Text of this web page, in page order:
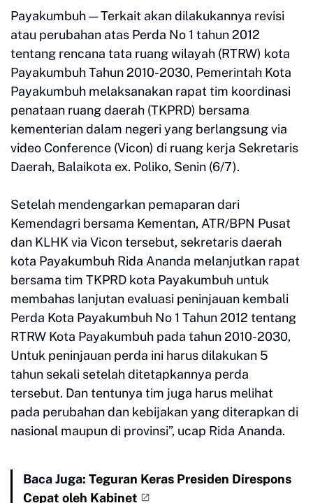
Payakumbuh — Terkait akan dilakukannya revisi
atau perubahan atas Perda No 1 tahun 2012
tentang rencana tata ruang wilayah (RTRW) kota
Payakumbuh Tahun 2010-2030, Pemerintah Kota
Payakumbuh melaksanakan rapat tim koordinasi
penataan ruang daerah (TKPRD) bersama
kementerian dalam negeri yang berlangsung via
video Conference (Vicon) di ruang kerja Sekretaris
Daerah, Balaikota ex. Poliko, Senin (6/7).
Setelah mendengarkan pemaparan dari
Kemendagri bersama Kementan, ATR/BPN Pusat
dan KLHK via Vicon tersebut, sekretaris daerah
kota Payakumbuh Rida Ananda melanjutkan rapat
bersama tim TKPRD kota Payakumbuh untuk
membahas lanjutan evaluasi peninjauan kembali
Perda Kota Payakumbuh No 1 Tahun 2012 tentang
RTRW Kota Payakumbuh pada tahun 2010-2030,
Untuk peninjauan perda ini harus dilakukan 5
tahun sekali setelah ditetapkannya perda
tersebut. Dan tentunya tim juga harus melihat
pada perubahan dan kebijakan yang diterapkan di
nasional maupun di provinsi”, ucap Rida Ananda.
Baca Juga: Teguran Keras Presiden Direspons
Cepat oleh Kabinet